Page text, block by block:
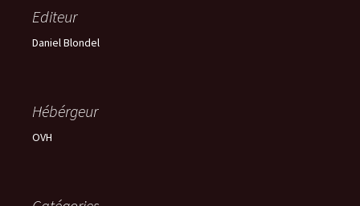
Editeur
Daniel Blondel
Hébérgeur
OVH